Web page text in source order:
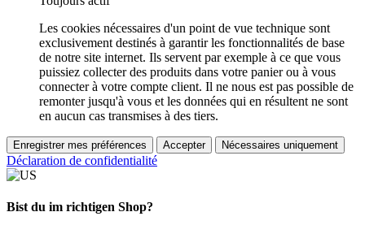
Les cookies nécessaires d'un point de vue technique sont
exclusivement destinés à garantir les fonctionnalités de base
de notre site internet. Ils servent par exemple à ce que vous
puissiez collecter des produits dans votre panier ou à vous
connecter à votre compte client. Il ne nous est pas possible de
remonter jusqu'à vous et les données qui en résultent ne sont
en aucun cas transmises à des tiers.
Enregistrer mes préférences Accepter Nécessaires uniquement
Déclaration de confidentialité
Bist du im richtigen Shop?